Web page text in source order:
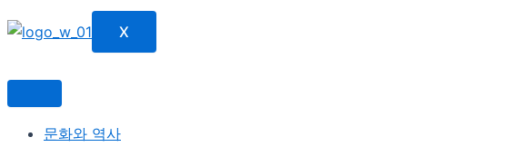
X
문화와 역사